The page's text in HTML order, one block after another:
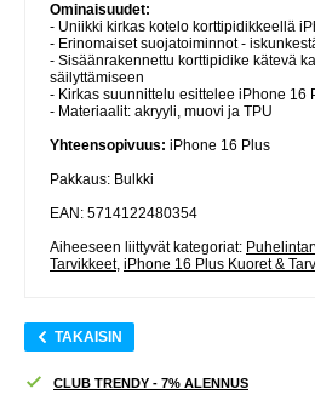
Ominaisuudet:
- Uniikki kirkas kotelo korttipidikkeellä
- Erinomaiset suojatoiminnot -
- Sisäänrakennettu korttipidike kätevä
säilyttämiseen
- Kirkas suunnittelu esittelee iPhone 16
- Materiaalit: akryyli, muovi ja TPU
Yhteensopivuus: iPhone 16 Plus
Pakkaus: Bulkki
EAN: 5714122480354
Aiheeseen liittyvät kategoriat:
Tarvikkeet, iPhone 16 Plus Kuoret &
TAKAISIN
CLUB TRENDY - 7% ALENNUS